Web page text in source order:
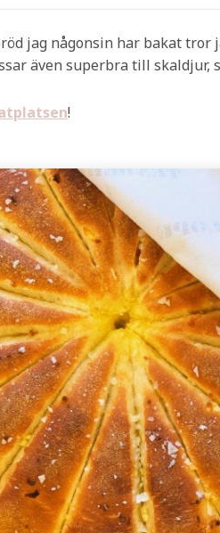
jag någonsin har bakat
även superbra till skaldjur,
!